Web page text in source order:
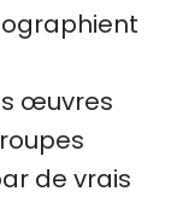
œuvres
de vrais